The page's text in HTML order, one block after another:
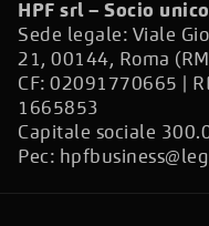
HPF srl – Socio unico
Sede legale: Viale
21, 00144, Roma
CF: 02091770665 |
1665853
Capitale sociale
Pec: